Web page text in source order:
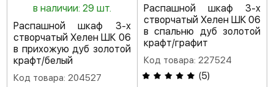
в наличии: 29 шт.
Распашной шкаф 3-х
створчатый Хелен ШК 06
в прихожую дуб золотой
крафт/белый
Код товара: 204527
Распашной шкаф 3-х
створчатый Хелен ШК 06
в спальню дуб золотой
крафт/графит
Код товара: 227524
(5)